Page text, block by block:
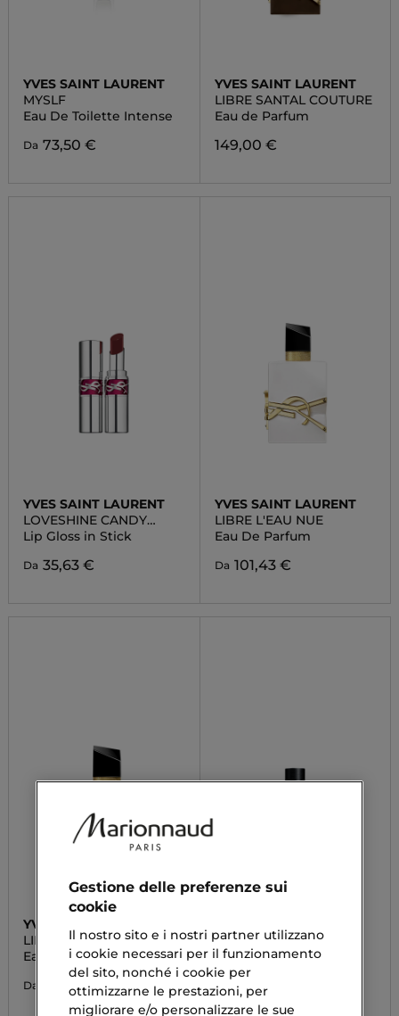
YVES SAINT LAURENT
MYSLF
Eau De Toilette Intense
Da 73,50 €
YVES SAINT LAURENT
LIBRE SANTAL COUTURE
Eau de Parfum
149,00 €
YVES SAINT LAURENT
LOVESHINE CANDY
GLAZE
Lip Gloss in Stick
Da 35,63 €
YVES SAINT LAURENT
LIBRE L'EAU NUE
Eau De Parfum
Da 101,43 €
YVES SAINT LAURENT
LIBRE FLOWERS &
FLAMES
Eau De Parfum
Da 74,13 €
Y ICED COLOGNE
Eau De Toilette Intense
Da 71,40 €
Gestione delle preferenze sui
cookie
Il nostro sito e i nostri partner utilizzano
i cookie necessari per il funzionamento
del sito, nonché i cookie per
ottimizzarne le prestazioni, per
migliorare e/o personalizzare le sue